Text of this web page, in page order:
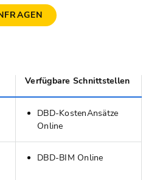
Verfügbare Schnittstellen
DBD-KostenAnsätze
Online
DBD-BIM Online